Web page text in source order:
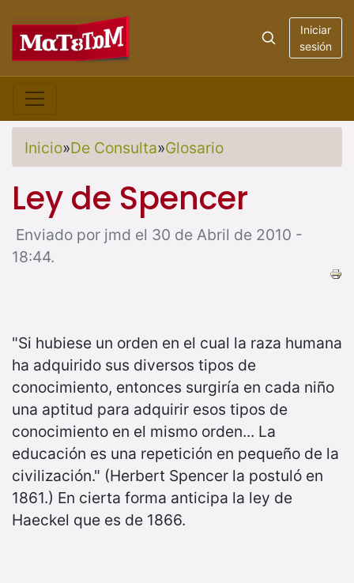
Iniciar
sesión
Inicio»De Consulta»Glosario
Ley de Spencer
Enviado por jmd el 30 de Abril de 2010 -
18:44.
"Si hubiese un orden en el cual la raza humana
ha adquirido sus diversos tipos de
conocimiento, entonces surgiría en cada niño
una aptitud para adquirir esos tipos de
conocimiento en el mismo orden... La
educación es una repetición en pequeño de la
civilización." (Herbert Spencer la postuló en
1861.) En cierta forma anticipa la ley de
Haeckel que es de 1866.